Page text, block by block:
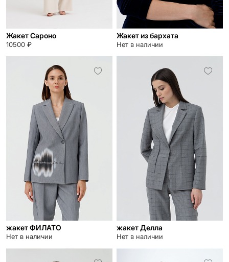
Жакет Сароно
10500 ₽
Жакет из бархата
Нет в наличии
жакет ФИЛАТО
Нет в наличии
жакет Делла
Нет в наличии